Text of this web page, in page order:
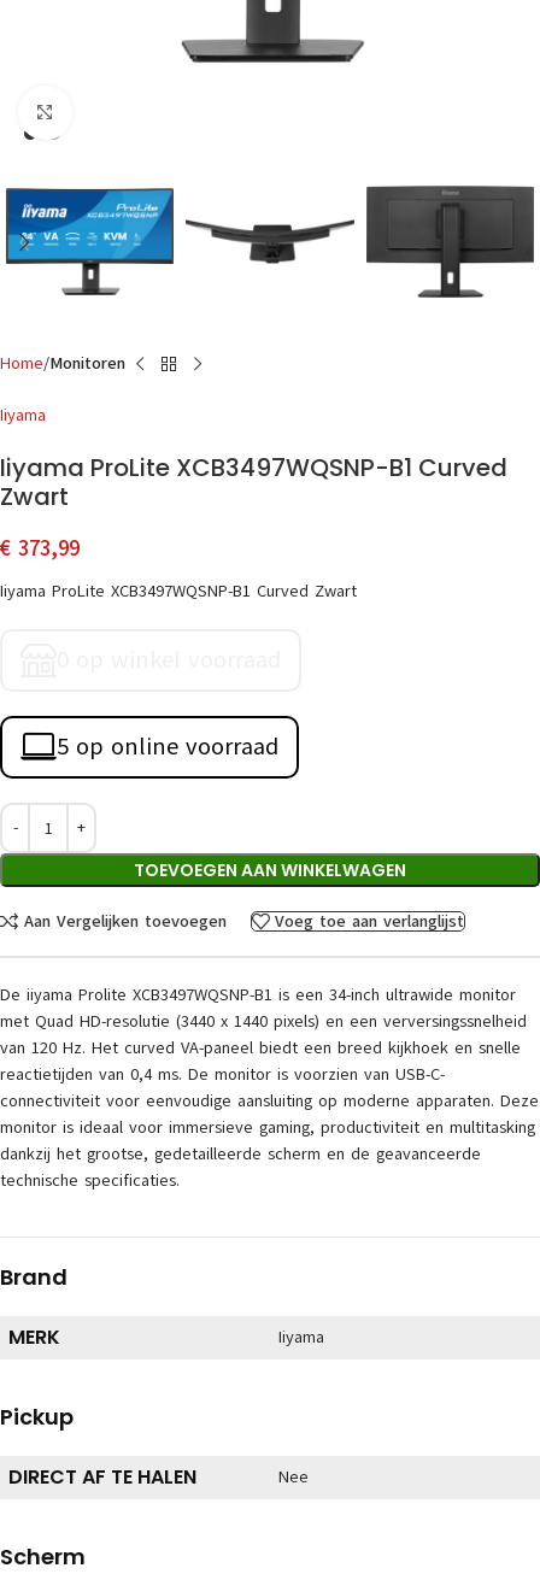
Home Monitoren
Iiyama
Iiyama ProLite XCB3497WQSNP-B1 Curved
Zwart
€ 373,99
Iiyama ProLite XCB3497WQSNP-B1 Curved Zwart
5 op online voorraad
TOEVOEGEN AAN WINKELWAGEN
Aan Vergelijken toevoegen Voeg toe aan verlanglijst
De iiyama Prolite XCB3497WQSNP-B1 is een 34-inch ultrawide monitor
met Quad HD-resolutie (3440 x 1440 pixels) en een verversingssnelheid
van 120 Hz. Het curved VA-paneel biedt een breed kijkhoek en snelle
reactietijden van 0,4 ms. De monitor is voorzien van USB-C-
connectiviteit voor eenvoudige aansluiting op moderne apparaten. Deze
monitor is ideaal voor immersieve gaming, productiviteit en multitasking
dankzij het grootse, gedetailleerde scherm en de geavanceerde
technische specificaties.
Brand
MERK Iiyama
Pickup
DIRECT AF TE HALEN Nee
Scherm